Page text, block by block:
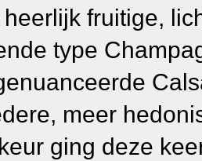
fruitige,
type
meer
ging deze